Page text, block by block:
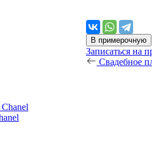
В примерочную
Записаться на
Свадебное